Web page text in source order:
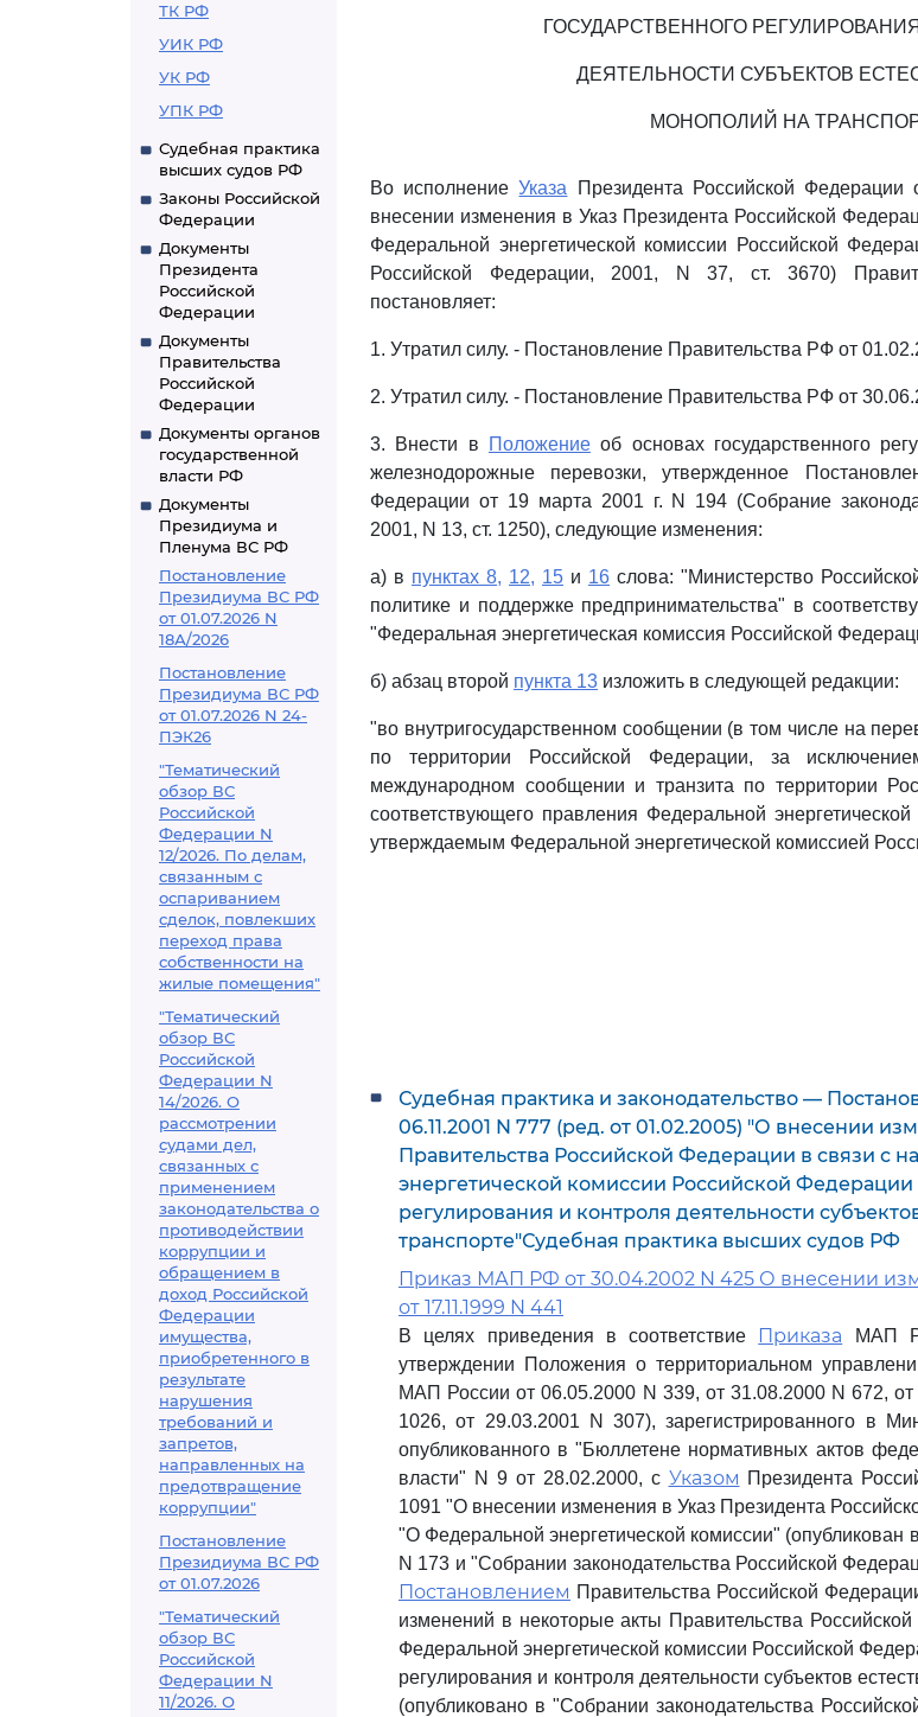
ТК РФ
УИК РФ
УК РФ
УПК РФ
Судебная практика
высших судов РФ
Законы Российской
Федерации
Документы
Президента
Российской
Федерации
Документы
Правительства
Российской
Федерации
Документы органов
государственной
власти РФ
Документы
Президиума и
Пленума ВС РФ
Постановление
Президиума ВС РФ
от 01.07.2026 N
18А/2026
Постановление
Президиума ВС РФ
от 01.07.2026 N 24-
ПЭК26
"Тематический
обзор ВС
Российской
Федерации N
12/2026. По делам,
связанным с
оспариванием
сделок, повлекших
переход права
собственности на
жилые помещения"
"Тематический
обзор ВС
Российской
Федерации N
14/2026. О
рассмотрении
судами дел,
связанных с
применением
законодательства о
противодействии
коррупции и
обращением в
доход Российской
Федерации
имущества,
приобретенного в
результате
нарушения
требований и
запретов,
направленных на
предотвращение
коррупции"
Постановление
Президиума ВС РФ
от 01.07.2026
"Тематический
обзор ВС
Российской
Федерации N
11/2026. О
ГОСУДАРСТВЕННОГО
ДЕЯТЕЛЬНОСТИ СУБЪЕКТОВ
МОНОПОЛИЙ НА
Во исполнениеУказа Президента Российской
внесении изменения в Указ Президента Российской
Федеральной энергетической комиссии Российской
Российской Федерации, 2001, N 37, ст. 3670)
постановляет:
1. Утратил силу. - Постановление Правительства РФ от
2. Утратил силу. - Постановление Правительства РФ от
3. Внести в Положениеоб основах государственного
железнодорожные перевозки, утвержденное
Федерации от 19 марта 2001 г. N 194 (Собрание
2001, N 13, ст. 1250), следующие изменения:
а) в пунктах 8, 12, 15 и 16 слова: "Министерство
политике и поддержке предпринимательства" в
"Федеральная энергетическая комиссия Российской
б) абзац второй пункта 13 изложить в следующей редакции:
"во внутригосударственном сообщении (в том числе на
по территории Российской Федерации, за
международном сообщении и транзита по территории
соответствующего правления Федеральной
утверждаемым Федеральной энергетической комиссией
Судебная практика и законодательство —
06.11.2001 N 777 (ред. от 01.02.2005) "О внесении
Правительства Российской Федерации в связи с
энергетической комиссии Российской
регулирования и контроля деятельности
транспорте"Судебная практика высших судов РФ
Приказ МАП РФ от 30.04.2002 N 425 О внесении
от 17.11.1999 N 441
В целях приведения в соответствие Приказа МАП
утверждении Положения о территориальном
МАП России от 06.05.2000 N 339, от 31.08.2000 N 672,
1026, от 29.03.2001 N 307), зарегистрированного в
опубликованного в "Бюллетене нормативных актов
власти" N 9 от 28.02.2000, с Указом Президента
1091 "О внесении изменения в Указ Президента
"О Федеральной энергетической комиссии" (опубликован
N 173 и "Собрании законодательства Российской
Постановлением Правительства Российской
изменений в некоторые акты Правительства
Федеральной энергетической комиссии Российской
регулирования и контроля деятельности субъектов
(опубликовано в "Собрании законодательства